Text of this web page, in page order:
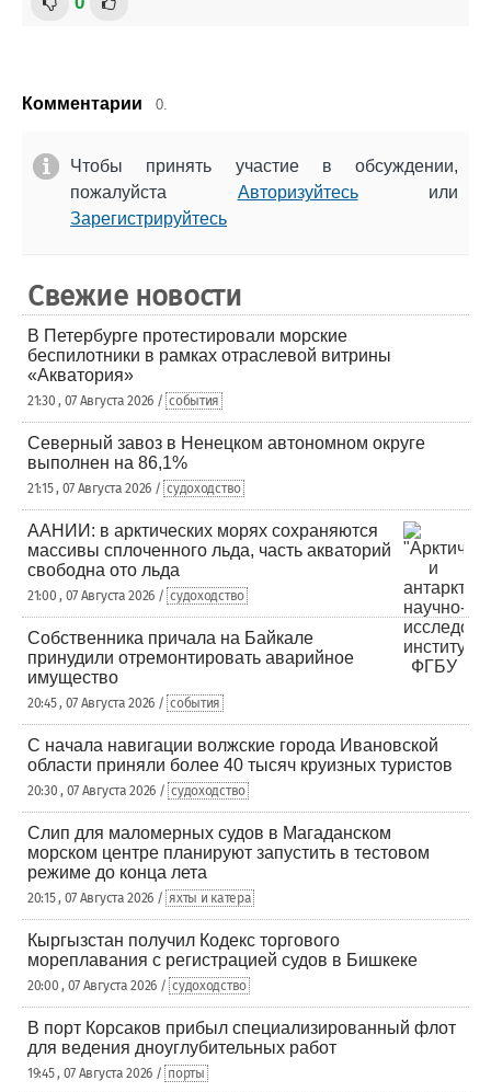
Комментарии 0.
Чтобы принять участие в обсуждении,
пожалуйста Авторизуйтесьили
Зарегистрируйтесь
Свежие новости
В Петербурге протестировали морские
беспилотники в рамках отраслевой витрины
«Акватория»
21:30 , 07 Августа 2026 / события
Северный завоз в Ненецком автономном округе
выполнен на 86,1%
21:15 , 07 Августа 2026 / судоходство
ААНИИ: в арктических морях сохраняются
массивы сплоченного льда, часть акваторий
свободна ото льда
21:00 , 07 Августа 2026 / судоходство
Собственника причала на Байкале
принудили отремонтировать аварийное
имущество
20:45 , 07 Августа 2026 / события
С начала навигации волжские города Ивановской
области приняли более 40 тысяч круизных туристов
20:30 , 07 Августа 2026 / судоходство
Слип для маломерных судов в Магаданском
морском центре планируют запустить в тестовом
режиме до конца лета
20:15 , 07 Августа 2026 / яхты и катера
Кыргызстан получил Кодекс торгового
мореплавания с регистрацией судов в Бишкеке
20:00 , 07 Августа 2026 / судоходство
В порт Корсаков прибыл специализированный флот
для ведения дноуглубительных работ
19:45 , 07 Августа 2026 / порты